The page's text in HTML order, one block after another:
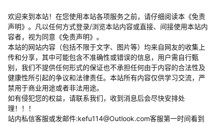
欢迎来到本站！在您使用本站各项服务之前，请仔细阅读本《免责
声明》。凡以任何方式登录/浏览本站内容或直接、间接使用本站内
容者，视为同意《免责声明》。
本站的网站内容（包括不限于文字、图片等）均来自网友的收集上
传和分享，其中可能包含不准确性或错误的信息，用户需自行甄
别，我们不提供任何形式的保证也不承担任何由于内容的合法性及
健康性所引起的争议和法律责任。本站所有内容仅供学习交流，严
禁用于商业用途或者非法用途。
​如有侵犯您的权益，请联系我们，收到消息后会尽快安排处
理！！！
站内私信客服或发邮件:kefu114@Outlook.com客服第一时间看到